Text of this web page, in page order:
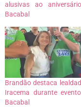
alusivas ao
Bacabal
Brandão destaca
Iracema durante
Bacabal